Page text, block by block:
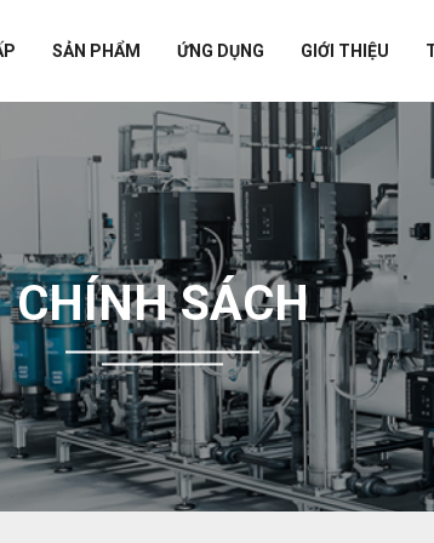
SẢN PHẨM ỨNG DỤNG GIỚI THIỆU
CHÍNH SÁCH